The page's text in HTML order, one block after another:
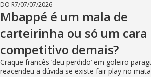
DO R7/07/07/2026
Mbappé é um mala de
carteirinha ou só um cara
competitivo demais?
Craque francês ‘deu perdido’ em goleiro
reacendeu a dúvida se existe fair play no